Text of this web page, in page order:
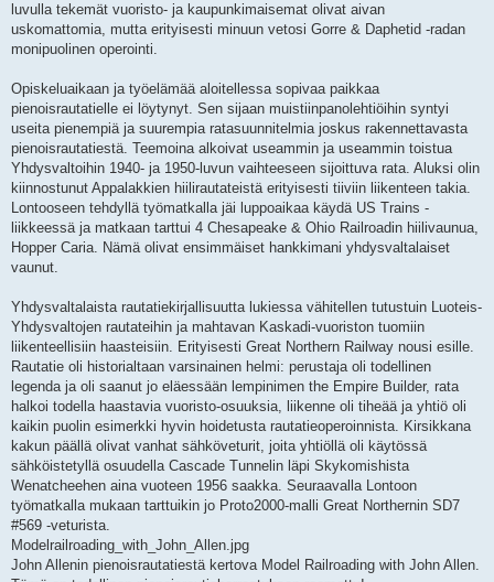
luvulla tekemät vuoristo- ja kaupunkimaisemat olivat aivan
uskomattomia, mutta erityisesti minuun vetosi Gorre & Daphetid -radan
monipuolinen operointi.
Opiskeluaikaan ja työelämää aloitellessa sopivaa paikkaa
pienoisrautatielle ei löytynyt. Sen sijaan muistiinpanolehtiöihin syntyi
useita pienempiä ja suurempia ratasuunnitelmia joskus rakennettavasta
pienoisrautatiestä. Teemoina alkoivat useammin ja useammin toistua
Yhdysvaltoihin 1940- ja 1950-luvun vaihteeseen sijoittuva rata. Aluksi olin
kiinnostunut Appalakkien hiilirautateistä erityisesti tiiviin liikenteen takia.
Lontooseen tehdyllä työmatkalla jäi luppoaikaa käydä US Trains -
liikkeessä ja matkaan tarttui 4 Chesapeake & Ohio Railroadin hiilivaunua,
Hopper Caria. Nämä olivat ensimmäiset hankkimani yhdysvaltalaiset
vaunut.
Yhdysvaltalaista rautatiekirjallisuutta lukiessa vähitellen tutustuin Luoteis-
Yhdysvaltojen rautateihin ja mahtavan Kaskadi-vuoriston tuomiin
liikenteellisiin haasteisiin. Erityisesti Great Northern Railway nousi esille.
Rautatie oli historialtaan varsinainen helmi: perustaja oli todellinen
legenda ja oli saanut jo eläessään lempinimen the Empire Builder, rata
halkoi todella haastavia vuoristo-osuuksia, liikenne oli tiheää ja yhtiö oli
kaikin puolin esimerkki hyvin hoidetusta rautatieoperoinnista. Kirsikkana
kakun päällä olivat vanhat sähköveturit, joita yhtiöllä oli käytössä
sähköistetyllä osuudella Cascade Tunnelin läpi Skykomishista
Wenatcheehen aina vuoteen 1956 saakka. Seuraavalla Lontoon
työmatkalla mukaan tarttuikin jo Proto2000-malli Great Northernin SD7
#569 -veturista.
Modelrailroading_with_John_Allen.jpg
John Allenin pienoisrautatiestä kertova Model Railroading with John Allen.